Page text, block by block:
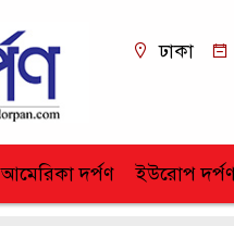
ঢাকা
আমেরিকা দর্পণ ইউরোপ